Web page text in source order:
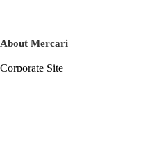
About Mercari
Corporate Site